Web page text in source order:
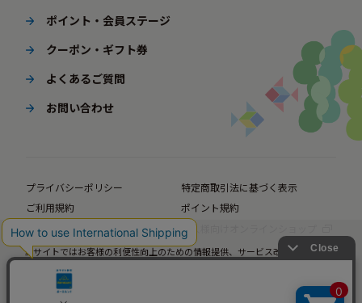
ポイント・会員ステージ
クーポン・ギフト券
よくあるご質問
お問い合わせ
プライバシーポリシー
特定商取引法に基づく表示
ご利用規約
ポイント規約
企業サイト
法人様向けオンラインショップ
当サイトではお客様の利便性向上のための情報提供、サービス改善のための分
当サイトの閲覧を継続された場合、Cookieの使用にご同意いただいたものとみ
なします。